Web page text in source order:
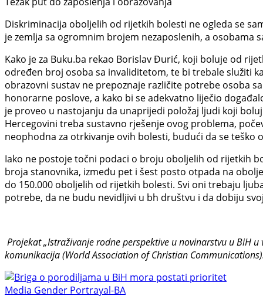
Diskriminacija oboljelih od rijetkih bolesti ne ogleda se
je zemlja sa ogromnim brojem nezaposlenih, a
Kako je za Buku.ba rekao Borislav Đurić, koji boluje od
određen broj osoba sa invaliditetom, te bi trebale služiti
obrazovni sustav ne prepoznaje različite potrebe osoba
honorarne poslove, a kako bi se adekvatno liječio
je proveo u nastojanju da unaprijedi položaj ljudi koji
Hercegovini treba sustavno rješenje ovog problema,
neophodna za otrkivanje ovih bolesti, budući da se
Iako ne postoje točni podaci o broju oboljelih od rijetkih
broja stanovnika, između pet i šest posto otpada na
do 150.000 oboljelih od rijetkih bolesti. Svi oni trebaju
potrebe, da ne budu nevidljivi u bh društvu i da dobiju
Projekat „Istraživanje rodne perspektive u novinarstvu u BiH
komunikacija (World Association of Christian
Media Gender Portrayal-BA